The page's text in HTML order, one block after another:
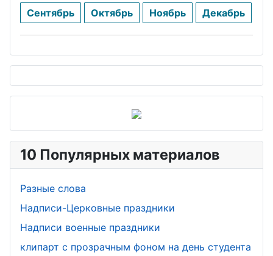
Сентябрь
Октябрь Ноябрь Декабрь
10 Популярных материалов
Разные слова
Надписи-Церковные праздники
Надписи военные праздники
клипарт с прозрачным фоном на день студента